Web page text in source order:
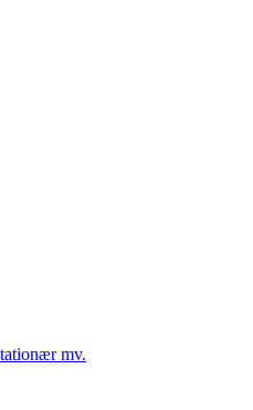
mv.